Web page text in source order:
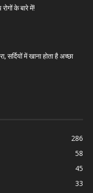
के बारे में!
सर्दियों में खाना होता है अच्छा
286
58
45
33